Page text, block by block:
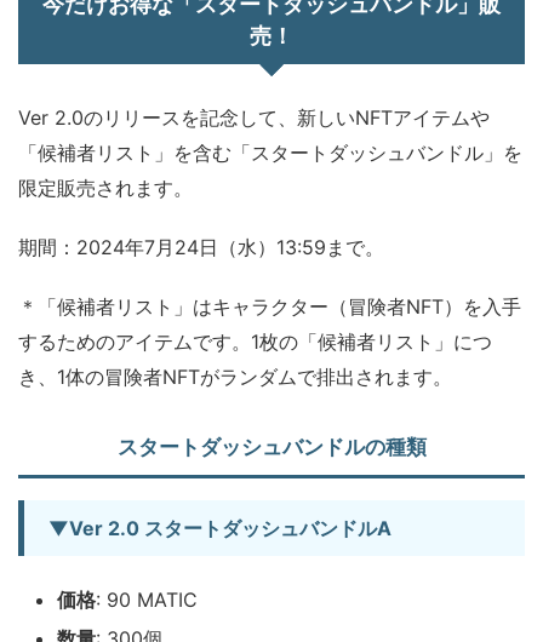
売！
Ver 2.0のリリースを記念して、新しいNFTアイテムや
「候補者リスト」を含む「スタートダッシュバンドル」を
限定販売されます。
期間：2024年7月24日（水）13:59まで。
＊「候補者リスト」はキャラクター（冒険者NFT）を入手
するためのアイテムです。1枚の「候補者リスト」につ
き、1体の冒険者NFTがランダムで排出されます。
スタートダッシュバンドルの種類
▼Ver 2.0 スタートダッシュバンドルA
価格: 90 MATIC